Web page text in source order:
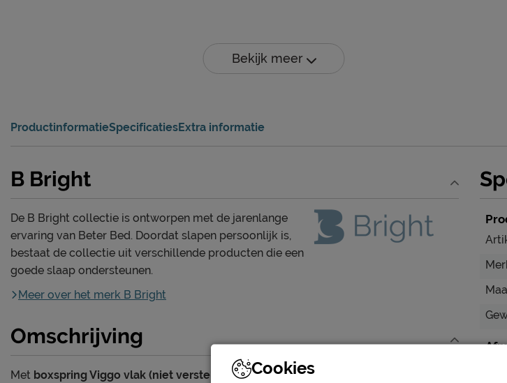
Bekijk meer
ProductinformatieSpecificatiesExtra informatie
B Bright
De B Bright collectie is ontworpen met de jarenlange
ervaring van Beter Bed. Doordat slapen persoonlijk is,
bestaat de collectie uit verschillende producten die een
goede slaap ondersteunen.
Meer over het merk B Bright
Omschrijving
Met boxspring Viggo vlak (niet verstelbaar) met Silver Pocket Deluxe Foam
Cookies